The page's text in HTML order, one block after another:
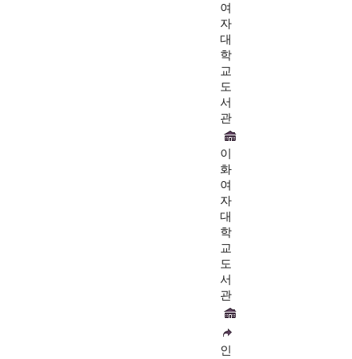
여
자
대
학
교
도
서
관
이
화
여
자
대
학
교
도
서
관
인